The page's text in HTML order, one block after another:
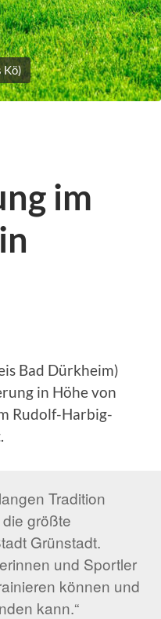
Kö)
im
Bad Dürkheim)
in Höhe von
Rudolf-Harbig-
Tradition
größte
Grünstadt.
und Sportler
können und
kann.“